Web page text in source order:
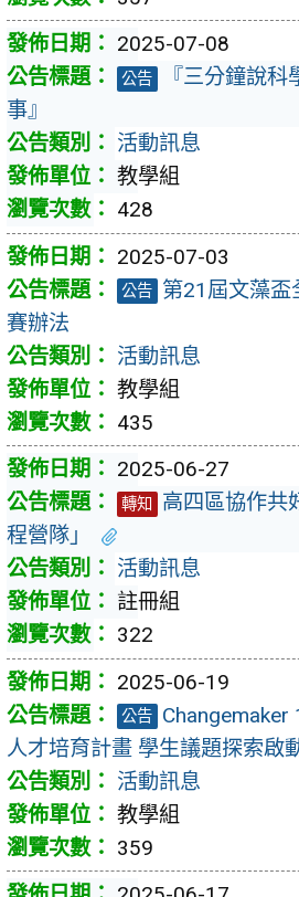
2025-07-08
公告
『三分鐘說
事』
活動訊息
教學組
428
2025-07-03
公告 第21屆文藻盃
賽辦法
活動訊息
教學組
435
2025-06-27
轉知
高四區協作共
程營隊」
活動訊息
註冊組
322
2025-06-19
公告
人才培育計畫 學生議題探索啟
活動訊息
教學組
359